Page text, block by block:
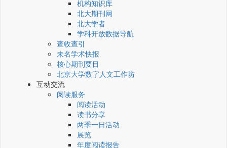
机构知识库
北大期刊网
北大学者
学科开放数据导航
查收查引
未名学术快报
核心期刊要目
北京大学数字人文工作坊
互动交流
阅读服务
阅读活动
读书分享
两季一日活动
展览
年度阅读报告